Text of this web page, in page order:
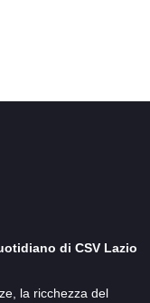
di CSV Lazio
la ricchezza del